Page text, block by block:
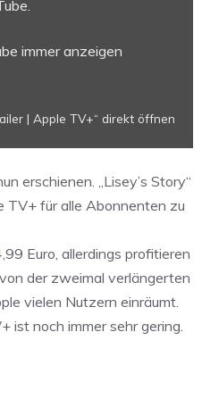
.
immer anzeigen
| Apple TV+“ direkt öffnen
erschienen. „Lisey’s Story“
TV+ für alle Abonnenten zu
Euro, allerdings profitieren
der zweimal verlängerten
vielen Nutzern einräumt.
ist noch immer sehr gering.